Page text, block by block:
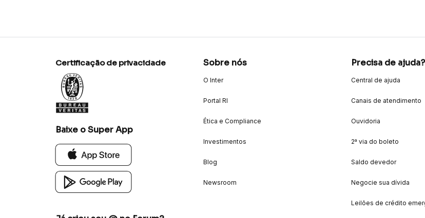
Certificação de privacidade
Baixe o Super App
Sobre nós
O Inter
Portal RI
Ética e Compliance
Investimentos
Blog
Newsroom
Precisa de ajuda?
Central de ajuda
Canais de atendimento
Ouvidoria
2ª via do boleto
Saldo devedor
Negocie sua dívida
Leilões de crédito